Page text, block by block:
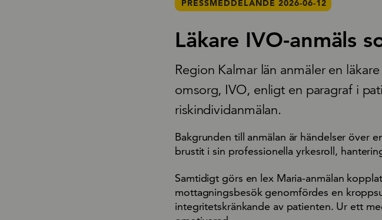
PRESSMEDDELANDE 2026-06-12
Läkare IVO-anmäls
Region Kalmar län anmäler en
omsorg, IVO, enligt en paragraf i
riskindividanmälan.
Bakgrunden till anmälan är händelser över
brustit i sin professionella yrkesroll,
Samtidigt görs en lex Maria-anmälan
mottagningsbesök genomfördes en
integritetskränkande av patienten. Ur ett